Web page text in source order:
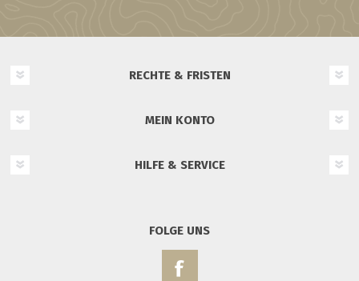
RECHTE & FRISTEN
MEIN KONTO
HILFE & SERVICE
FOLGE UNS